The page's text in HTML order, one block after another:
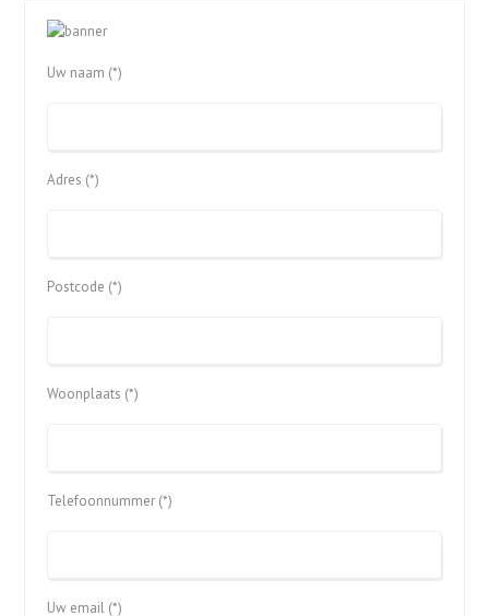
Uw naam (*)
Adres (*)
Postcode (*)
Woonplaats (*)
Telefoonnummer (*)
Uw email (*)